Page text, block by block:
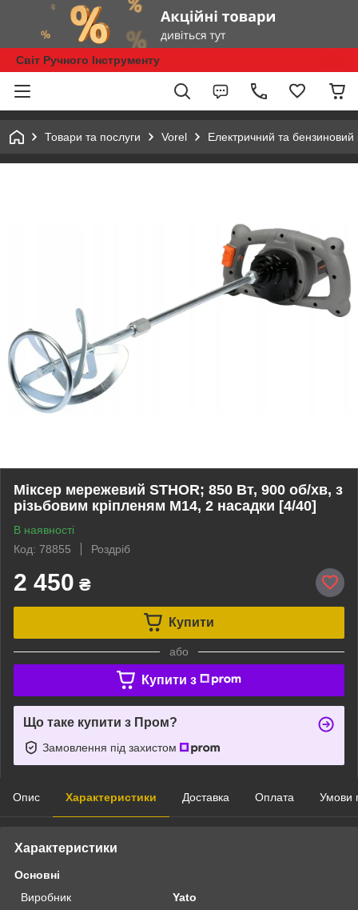
Світ Ручного Інструменту
Товари та послуги Vorel Електричний та бензиновий
Міксер мережевий STHOR; 850 Вт, 900 об/хв, з
різьбовим кріпленям М14, 2 насадки [4/40]
В наявності
Код: 78855
Роздріб
2 450 ₴
Купити
або
Купити з
Що таке купити з Пром?
Замовлення під захистом
Опис Характеристики Доставка Оплата Умови
Характеристики
Основні
Виробник
Yato